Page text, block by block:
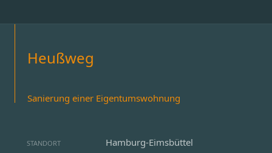
Heußweg
Sanierung einer Eigentumswohnung
STANDORT Hamburg-Eimsbüttel